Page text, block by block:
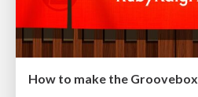
How to make the Groovebox